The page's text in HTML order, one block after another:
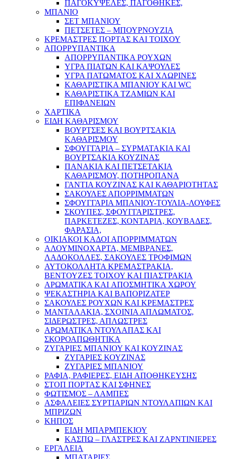
ΠΑΓΟΚΥΨΕΛΕΣ, ΠΑΓΟΘΗΚΕΣ,
ΜΠΑΝΙΟ
ΣΕΤ ΜΠΑΝΙΟΥ
ΠΕΤΣΕΤΕΣ – ΜΠΟΥΡΝΟΥΖΙΑ
ΚΡΕΜΑΣΤΡΕΣ ΠΟΡΤΑΣ ΚΑΙ ΤΟΙΧΟΥ
ΑΠΟΡΡΥΠΑΝΤΙΚΑ
ΑΠΟΡΡΥΠΑΝΤΙΚΑ ΡΟΥΧΩΝ
ΥΓΡΑ ΠΙΑΤΩΝ ΚΑΙ ΚΑΨΟΥΛΕΣ
ΥΓΡΑ ΠΑΤΩΜΑΤΟΣ ΚΑΙ ΧΛΩΡΙΝΕΣ
ΚΑΘΑΡΙΣΤΙΚΑ ΜΠΑΝΙΟΥ ΚΑΙ WC
ΚΑΘΑΡΙΣΤΙΚΑ ΤΖΑΜΙΩΝ ΚΑΙ
ΕΠΙΦΑΝΕΙΩΝ
ΧΑΡΤΙΚΑ
ΕΙΔΗ ΚΑΘΑΡΙΣΜΟΥ
ΒΟΥΡΤΣΕΣ ΚΑΙ ΒΟΥΡΤΣΑΚΙΑ
ΚΑΘΑΡΙΣΜΟΥ
ΣΦΟΥΓΓΑΡΙΑ – ΣΥΡΜΑΤΑΚΙΑ ΚΑΙ
ΒΟΥΡΤΣΑΚΙΑ ΚΟΥΖΙΝΑΣ
ΠΑΝΑΚΙΑ ΚΑΙ ΠΕΤΣΕΤΑΚΙΑ
ΚΑΘΑΡΙΣΜΟΥ, ΠΟΤΗΡΟΠΑΝΑ
ΓΑΝΤΙΑ ΚΟΥΖΙΝΑΣ ΚΑΙ ΚΑΘΑΡΙΟΤΗΤΑΣ
ΣΑΚΟΥΛΕΣ ΑΠΟΡΡΙΜΜΑΤΩΝ
ΣΦΟΥΓΓΑΡΙΑ ΜΠΑΝΙΟΥ-ΤΟΥΛΙΑ-ΛΟΥΦΕΣ
ΣΚΟΥΠΕΣ, ΣΦΟΥΓΓΑΡΙΣΤΡΕΣ,
ΠΑΡΚΕΤΕΖΕΣ, ΚΟΝΤΑΡΙΑ, ΚΟΥΒΑΔΕΣ,
ΦΑΡΑΣΙΑ,
ΟΙΚΙΑΚΟΙ ΚΑΔΟΙ ΑΠΟΡΡΙΜΜΑΤΩΝ
ΑΛΟΥΜΙΝΟΧΑΡΤΑ, ΜΕΜΒΡΑΝΕΣ,
ΛΑΔΟΚΟΛΛΕΣ, ΣΑΚΟΥΛΕΣ ΤΡΟΦΙΜΩΝ
ΑΥΤΟΚΟΛΛΗΤΑ ΚΡΕΜΑΣΤΡΑΚΙΑ,
ΒΕΝΤΟΥΖΕΣ ΤΟΙΧΟΥ ΚΑΙ ΠΙΑΣΤΡΑΚΙΑ
ΑΡΩΜΑΤΙΚΑ KAI ΑΠΟΣΜΗΤΙΚΑ ΧΩΡΟΥ
ΨΕΚΑΣΤΗΡΙΑ ΚΑΙ ΒΑΠΟΡΙΖΑΤΕΡ
ΣΑΚΟΥΛΕΣ ΡΟΥΧΩΝ ΚΑΙ ΚΡΕΜΑΣΤΡΕΣ
ΜΑΝΤΑΛΑΚΙΑ, ΣΧΟΙΝΙΑ ΑΠΛΩΜΑΤΟΣ,
ΣΙΔΕΡΩΣΤΡΕΣ, ΑΠΛΩΣΤΡΕΣ
ΑΡΩΜΑΤΙΚΑ ΝΤΟΥΛΑΠΑΣ ΚΑΙ
ΣΚΟΡΟΑΠΩΘΗΤΙΚΑ
ΖΥΓΑΡΙΕΣ ΜΠΑΝΙΟΥ ΚΑΙ ΚΟΥΖΙΝΑΣ
ΖΥΓΑΡΙΕΣ ΚΟΥΖΙΝΑΣ
ΖΥΓΑΡΙΕΣ ΜΠΑΝΙΟΥ
ΡΑΦΙΑ, ΡΑΦΙΕΡΕΣ, ΕΙΔΗ ΑΠΟΘΗΚΕΥΣΗΣ
ΣΤΟΠ ΠΟΡΤΑΣ ΚΑΙ ΣΦΗΝΕΣ
ΦΩΤΙΣΜΟΣ – ΛΑΜΠΕΣ
ΑΣΦΑΛΕΙΕΣ ΣΥΡΤΙΑΡΙΩΝ ΝΤΟΥΛΑΠΙΩΝ ΚΑΙ
ΜΠΡΙΖΩΝ
ΚΗΠΟΣ
ΕΙΔΗ ΜΠΑΡΜΠΕΚΙΟΥ
ΚΑΣΠΩ – ΓΛΑΣΤΡΕΣ ΚΑΙ ΖΑΡΝΤΙΝΙΕΡΕΣ
ΕΡΓΑΛΕΙΑ